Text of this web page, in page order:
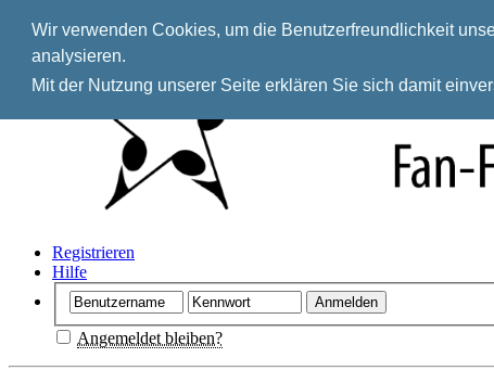
Wir verwenden Cookies, um die Benutzerfreundlichkeit
analysieren.
Mit der Nutzung unserer Seite erklären Sie sich damit
Registrieren
Hilfe
Angemeldet bleiben?